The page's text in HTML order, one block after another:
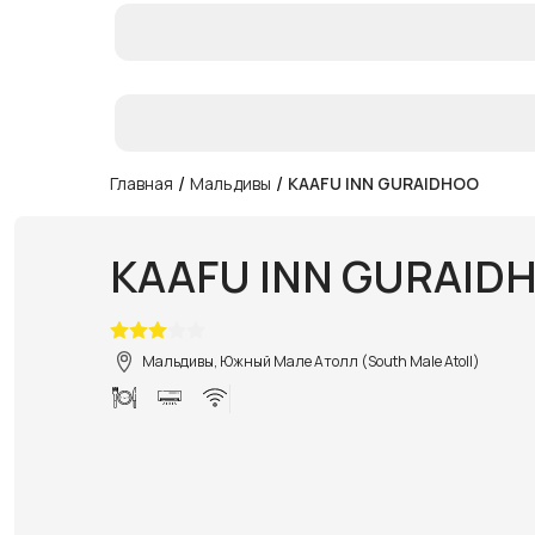
Главная / Мальдивы / KAAFU INN GURAIDHOO
KAAFU INN
Мальдивы, Южный Мале Атолл (South Male Atoll)